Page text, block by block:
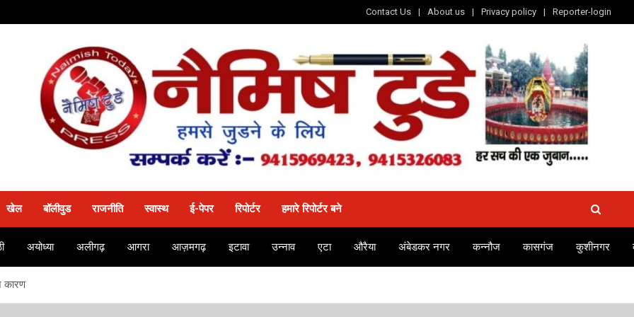
Contact Us About us Privacy policy Reporter-login
खेल बॉलीवुड राजनीति स्वास्थ ई-पेपर रिपोर्टर हमारे रिपोर्टर बने
अयोध्या अलीगढ़ आगरा आज़मगढ़ इटावा उन्नाव एटा औरैया अंबेडकर नगर कन्नौज कासगंज कुशीनगर
कारण